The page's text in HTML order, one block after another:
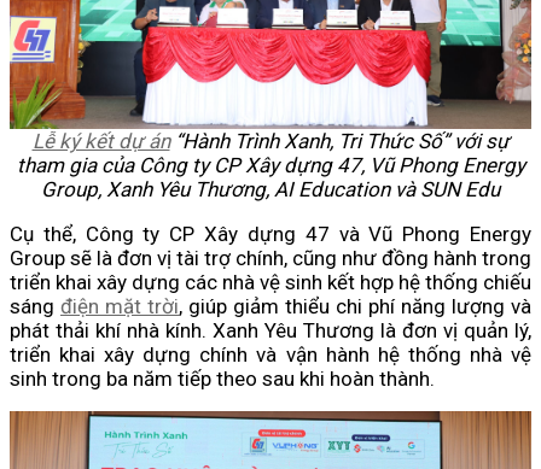
Lễ ký kết dự án“Hành Trình Xanh, Tri Thức Số” với sự
tham gia của Công ty CP Xây dựng 47, Vũ Phong Energy
Group, Xanh Yêu Thương, AI Education và SUN Edu
Cụ thể, Công ty CP Xây dựng 47 và Vũ Phong Energy
Group sẽ là đơn vị tài trợ chính, cũng như đồng hành trong
triển khai xây dựng các nhà vệ sinh kết hợp hệ thống chiếu
sáng điện mặt trời, giúp giảm thiểu chi phí năng lượng và
phát thải khí nhà kính. Xanh Yêu Thương là đơn vị quản lý,
triển khai xây dựng chính và vận hành hệ thống nhà vệ
sinh trong ba năm tiếp theo sau khi hoàn thành.